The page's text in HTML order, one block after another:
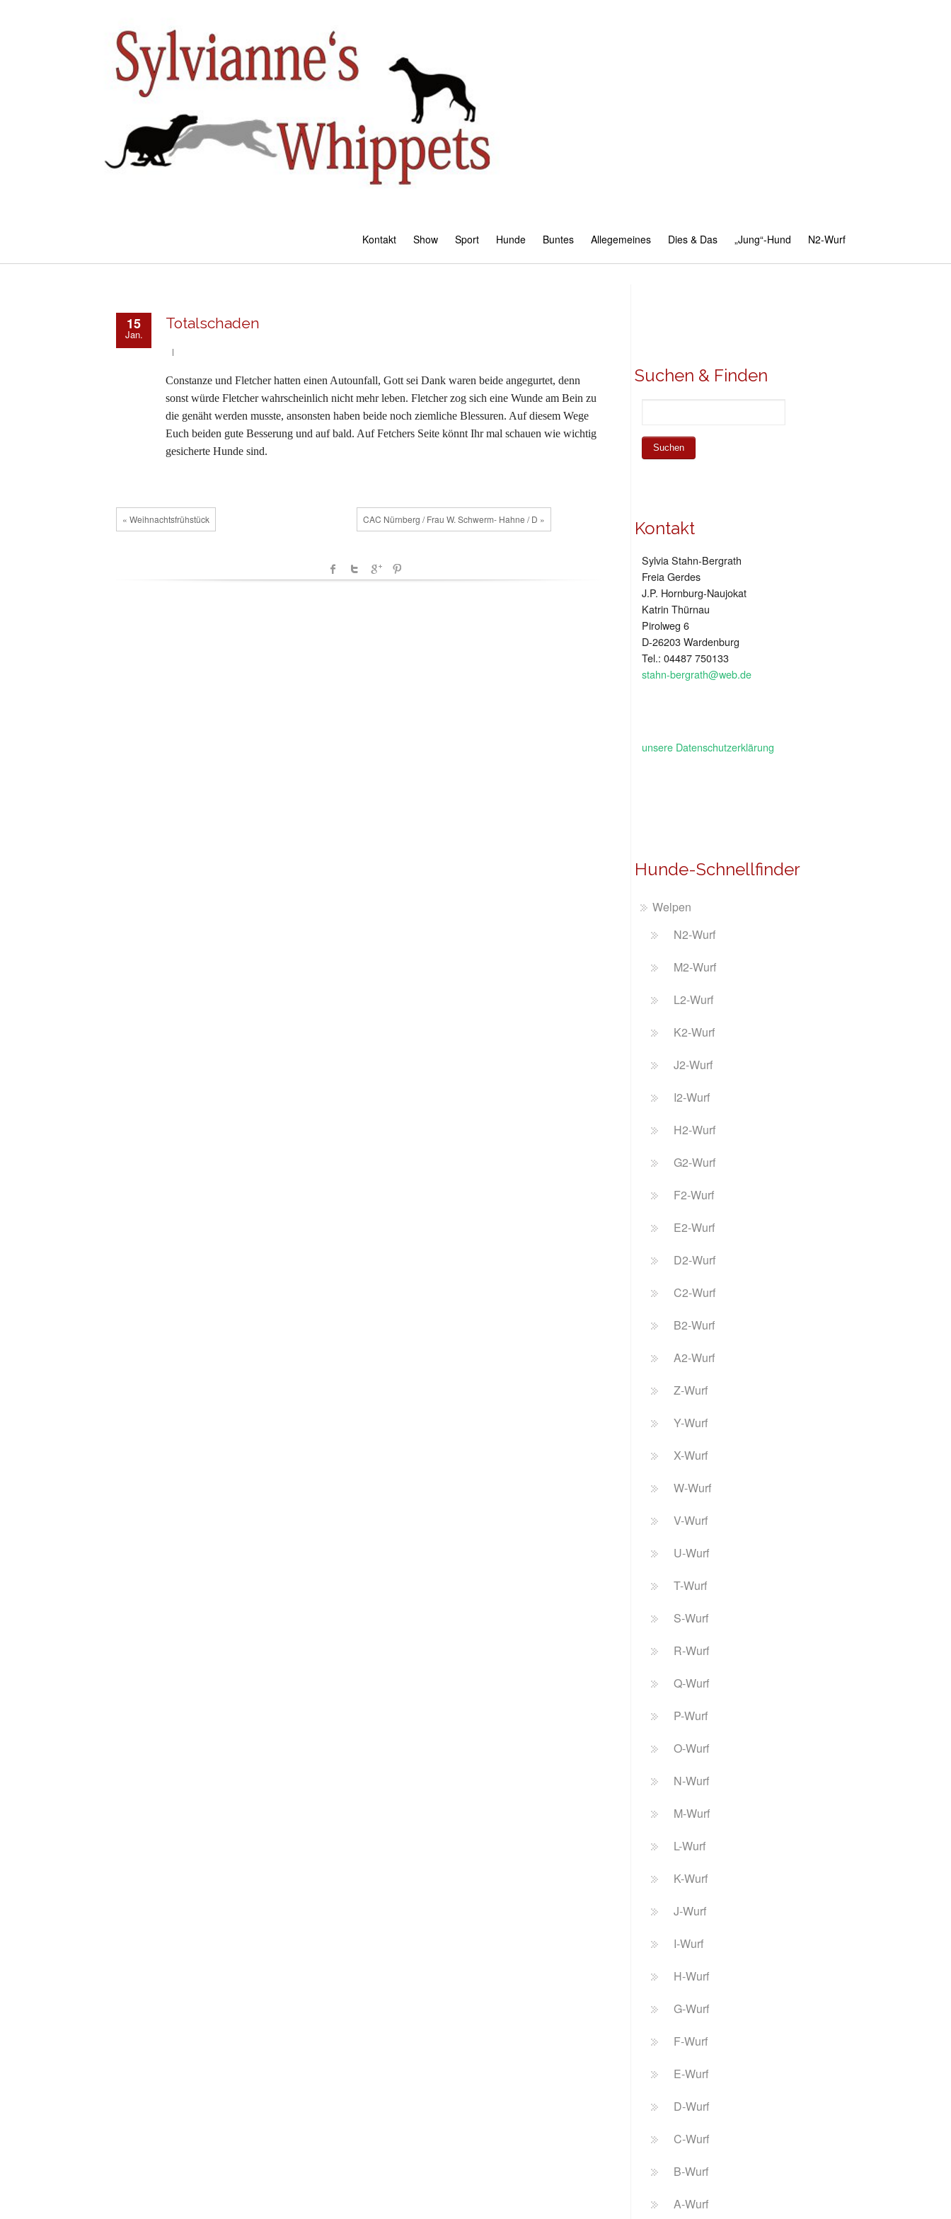
Kontakt Show Sport Hunde Buntes Allegemeines Dies & Das „Jung“-Hund N2-Wurf
15
Jan.
Totalschaden
Constanze und Fletcher hatten einen Autounfall, Gott sei Dank waren beide angegurtet, denn
sonst würde Fletcher wahrscheinlich nicht mehr leben. Fletcher zog sich eine Wunde am Bein zu
die genäht werden musste, ansonsten haben beide noch ziemliche Blessuren. Auf diesem Wege
Euch beiden gute Besserung und auf bald. Auf Fetchers Seite könnt Ihr mal schauen wie wichtig
gesicherte Hunde sind.
« Weihnachtsfrühstück CAC Nürnberg / Frau W. Schwerm- Hahne / D »
Suchen & Finden
Kontakt
Sylvia Stahn-Bergrath
Freia Gerdes
J.P. Hornburg-Naujokat
Katrin Thürnau
Pirolweg 6
D-26203 Wardenburg
Tel.: 04487 750133
stahn-bergrath@web.de
unsere Datenschutzerklärung
Hunde-Schnellfinder
Welpen
N2-Wurf
M2-Wurf
L2-Wurf
K2-Wurf
J2-Wurf
I2-Wurf
H2-Wurf
G2-Wurf
F2-Wurf
E2-Wurf
D2-Wurf
C2-Wurf
B2-Wurf
A2-Wurf
Z-Wurf
Y-Wurf
X-Wurf
W-Wurf
V-Wurf
U-Wurf
T-Wurf
S-Wurf
R-Wurf
Q-Wurf
P-Wurf
O-Wurf
N-Wurf
M-Wurf
L-Wurf
K-Wurf
J-Wurf
I-Wurf
H-Wurf
G-Wurf
F-Wurf
E-Wurf
D-Wurf
C-Wurf
B-Wurf
A-Wurf